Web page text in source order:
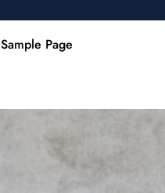
Sample Page